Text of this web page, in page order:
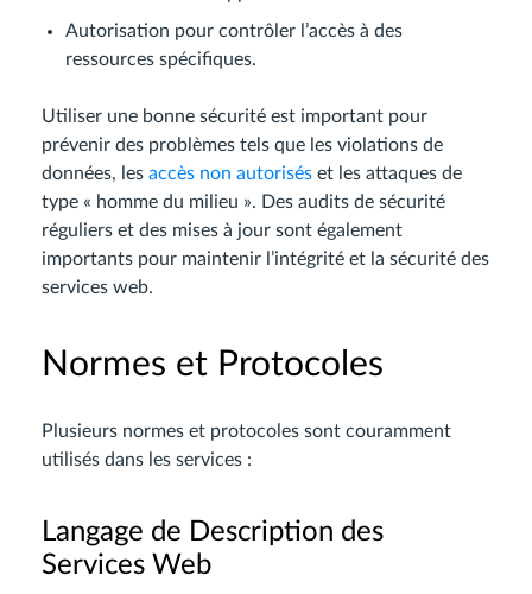
Autorisation pour contrôler l’accès à des
ressources spécifiques.
Utiliser une bonne sécurité est important pour
prévenir des problèmes tels que les violations de
données, les accès non autorisés et les attaques de
type « homme du milieu ». Des audits de sécurité
réguliers et des mises à jour sont également
importants pour maintenir l’intégrité et la sécurité des
services web.
Normes et Protocoles
Plusieurs normes et protocoles sont couramment
utilisés dans les services :
Langage de Description des
Services Web